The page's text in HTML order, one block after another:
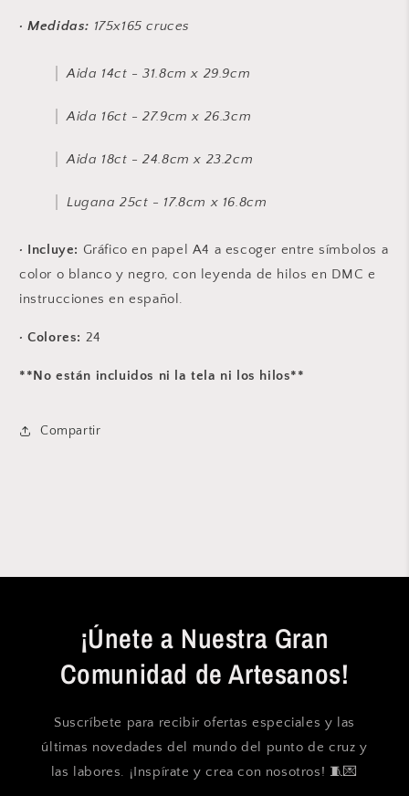
Collection
Collection
· Medidas: 175x165 cruces
Aida 14ct - 31.8cm x 29.9cm
Aida 16ct - 27.9cm x 26.3cm
Aida 18ct - 24.8cm x 23.2cm
Lugana 25ct - 17.8cm x 16.8cm
· Incluye: Gráfico en papel A4 a escoger entre símbolos a
color o blanco y negro, con leyenda de hilos en DMC e
instrucciones en español.
· Colores: 24
**No están incluidos ni la tela ni los hilos**
Compartir
¡Únete a Nuestra Gran
Comunidad de Artesanos!
Suscríbete para recibir ofertas especiales y las
últimas novedades del mundo del punto de cruz y
las labores. ¡Inspírate y crea con nosotros! 🧵💌